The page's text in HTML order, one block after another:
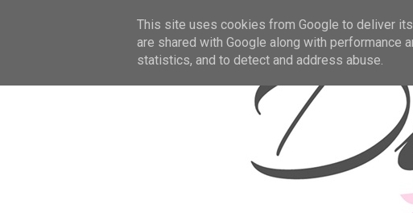
This site uses cookies from Google to deliver
are shared with Google along with performance
statistics, and to detect and address abuse.